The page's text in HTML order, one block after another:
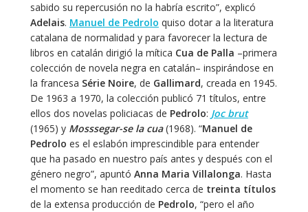
sabido su repercusión no la habría escrito”, explicó
Adelais. Manuel de Pedrolo quiso dotar a la literatura
catalana de normalidad y para favorecer la lectura de
libros en catalán dirigió la mítica Cua de Palla –primera
colección de novela negra en catalán– inspirándose en
la francesa Série Noire, de Gallimard, creada en 1945.
De 1963 a 1970, la colección publicó 71 títulos, entre
ellos dos novelas policiacas de Pedrolo: Joc brut
(1965) y Mosssegar-se la cua(1968). “Manuel de
Pedrolo es el eslabón imprescindible para entender
que ha pasado en nuestro país antes y después con el
género negro”, apuntó Anna Maria Villalonga. Hasta
el momento se han reeditado cerca de treinta títulos
de la extensa producción de Pedrolo, “pero el año